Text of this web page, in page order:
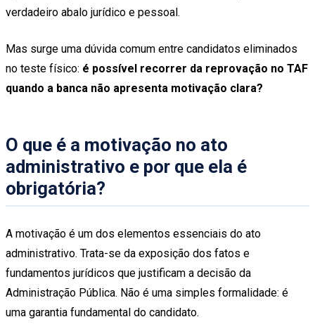
verdadeiro abalo jurídico e pessoal.
Mas surge uma dúvida comum entre candidatos eliminados
no teste físico: é possível recorrer da reprovação no TAF
quando a banca não apresenta motivação clara?
O que é a motivação no ato
administrativo e por que ela é
obrigatória?
A motivação é um dos elementos essenciais do ato
administrativo. Trata-se da exposição dos fatos e
fundamentos jurídicos que justificam a decisão da
Administração Pública. Não é uma simples formalidade: é
uma garantia fundamental do candidato.